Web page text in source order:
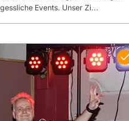
Events. Unser Zi...